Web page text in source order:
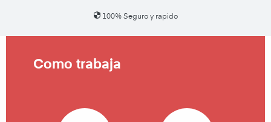
100% Seguro y rapido
Como trabaja